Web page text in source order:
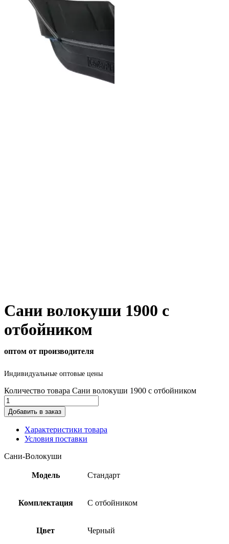
Сани волокуши 1900 с
отбойником
оптом от производителя
Индивидуальные оптовые цены
Количество товара Сани волокуши 1900 с отбойником
Добавить в заказ
Характеристики товара
Условия поставки
Сани-Волокуши
Модель Стандарт
Комплектация С отбойником
Цвет Черный